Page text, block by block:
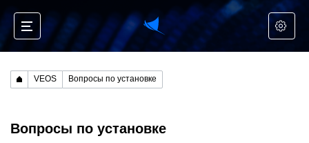
VEOS Вопросы по установке
Вопросы по установке